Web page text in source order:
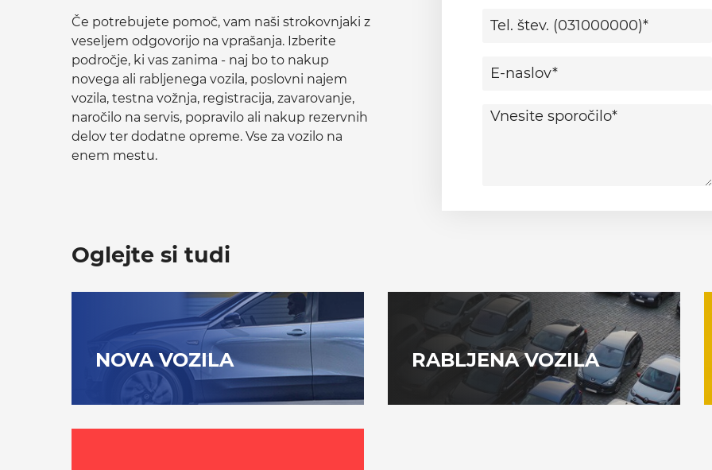
Če potrebujete pomoč, vam naši strokovnjaki z
veseljem odgovorijo na vprašanja. Izberite
področje, ki vas zanima - naj bo to nakup
novega ali rabljenega vozila, poslovni najem
vozila, testna vožnja, registracija, zavarovanje,
naročilo na servis, popravilo ali nakup rezervnih
delov ter dodatne opreme. Vse za vozilo na
enem mestu.
Oglejte si tudi
NOVA VOZILA RABLJENA VOZILA